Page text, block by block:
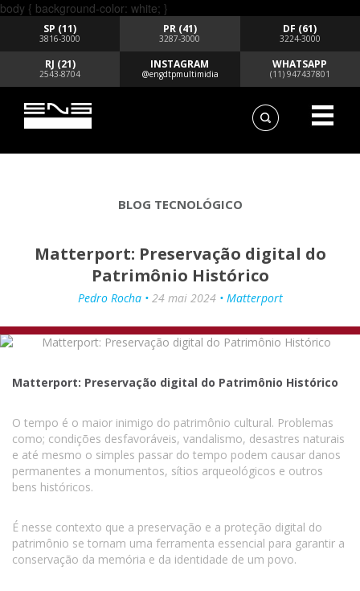
body { background-color: white; }
SP (11)
3816-3000
PR (41)
3287-3000
DF (61)
3224-3000
RJ (21)
2543-8704
INSTAGRAM
@engdtpmultimidia
WHATSAPP
(11) 947437801
BLOG TECNOLÓGICO
Matterport: Preservação digital do
Patrimônio Histórico
Pedro Rocha • 24 mai 2024• Matterport
Matterport: Preservação digital do Patrimônio Histórico
O tempo é o maior inimigo do patrimônio cultural. Problemas
como; condições desfavoráveis, vandalismo, desastres naturais
e até mesmo o simples passar do tempo podem causar danos
permanentes a monumentos, sítios arqueológicos e outros
bens históricos.
É nesse contexto que a preservação e a proteção digital do
patrimônio se tornam uma ferramenta essencial para garantir a
conservação da memória e da identidade de um povo.